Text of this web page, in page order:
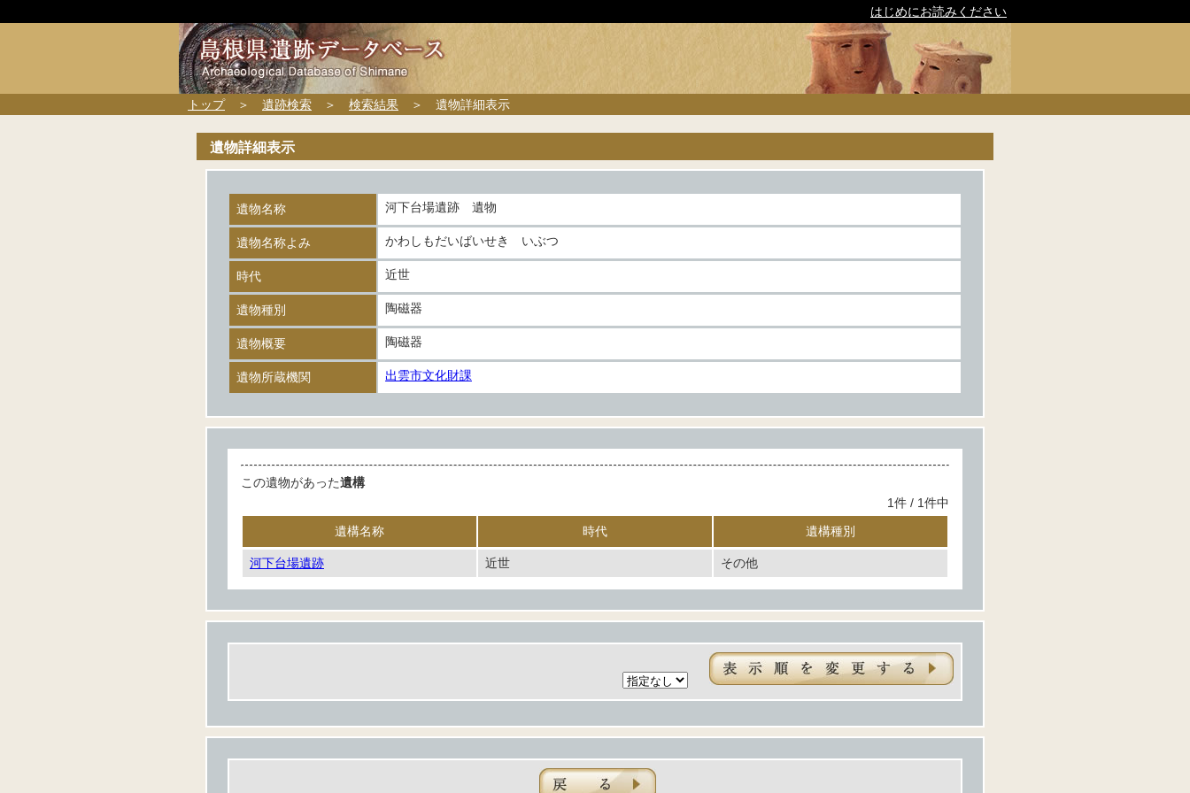
はじめにお読みください
トップ＞ 遺跡検索 ＞ 検索結果 ＞ 遺物詳細表示
遺物詳細表示
遺物名称 河下台場遺跡 遺物
遺物名称よみ かわしもだいばいせき いぶつ
時代 近世
遺物種別 陶磁器
遺物概要 陶磁器
遺物所蔵機関 出雲市文化財課
この遺物があった遺構
1件 / 1件中
遺構名称
時代 遺構種別
河下台場遺跡 近世 その他